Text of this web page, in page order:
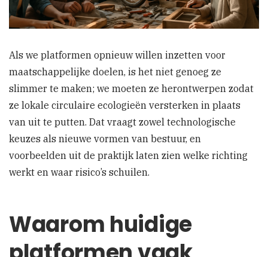
Als we platformen opnieuw willen inzetten voor
maatschappelijke doelen, is het niet genoeg ze
slimmer te maken; we moeten ze herontwerpen zodat
ze lokale circulaire ecologieën versterken in plaats
van uit te putten. Dat vraagt zowel technologische
keuzes als nieuwe vormen van bestuur, en
voorbeelden uit de praktijk laten zien welke richting
werkt en waar risico’s schuilen.
Waarom huidige